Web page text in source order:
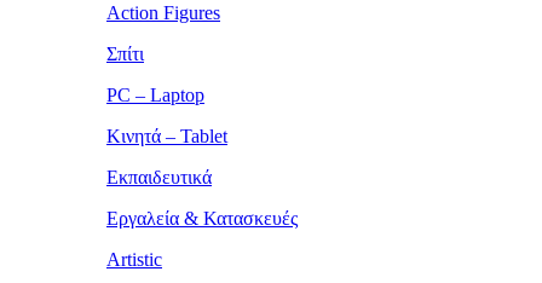
Action Figures
Σπίτι
PC – Laptop
Κινητά – Tablet
Εκπαιδευτικά
Εργαλεία & Κατασκευές
Artistic